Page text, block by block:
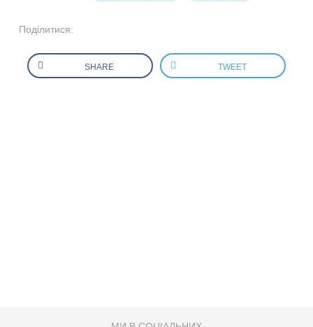
Поділитися:
SHARE TWEET